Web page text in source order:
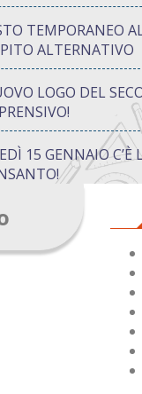
TEMPORANEO
ALTERNATIVO
LOGO DEL
15 GENNAIO C’È
IMPARARE
DI BUON